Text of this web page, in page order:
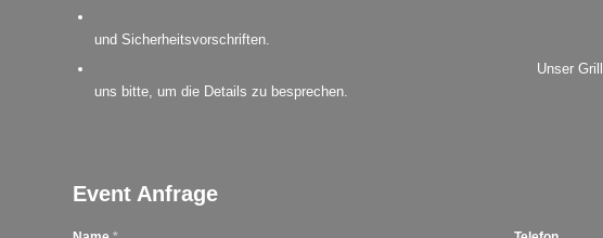
und Sicherheitsvorschriften.
Unser
uns bitte, um die Details zu besprechen.
Event Anfrage